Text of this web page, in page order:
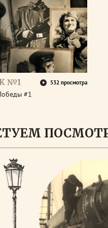
№1 532 просмотра
#1